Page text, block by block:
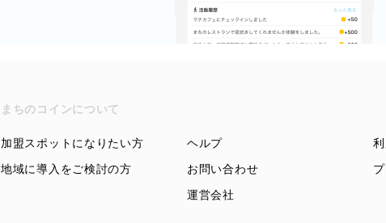
まちのコインについて
加盟スポットになりたい方
地域に導入をご検討の方
ヘルプ
お問い合わせ
運営会社